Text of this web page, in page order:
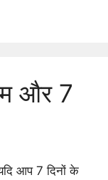
और 7
आप 7 दिनों के